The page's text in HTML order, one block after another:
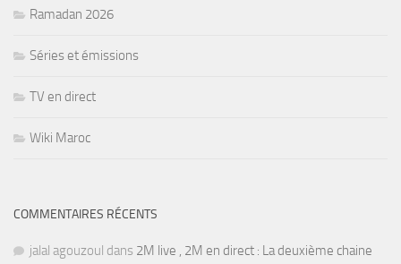
Ramadan 2026
Séries et émissions
TV en direct
Wiki Maroc
COMMENTAIRES RÉCENTS
jalal agouzoul dans 2M live , 2M en direct : La deuxième chaine